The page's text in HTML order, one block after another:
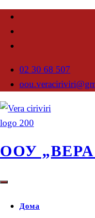
02 30 68 507
ООУ
Дома